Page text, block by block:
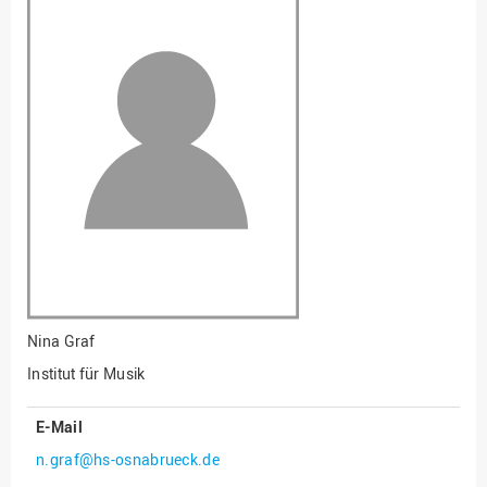
und Informatik
Fakultät Management,
Kultur und Technik
Fakultät Wirtschafts- und
Sozialwissenschaften
Finanzen
Gesellschaftliches
Hochschulleitung
Hochschulplanung/-
Nina Graf
Institut für Musik
E-Mail
n.graf@hs-osnabrueck.de